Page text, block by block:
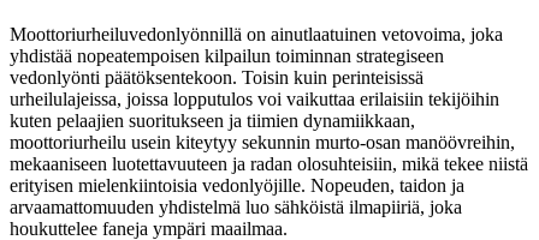
Moottoriurheiluvedonlyönnillä on ainutlaatuinen vetovoima, joka
yhdistää nopeatempoisen kilpailun toiminnan strategiseen
vedonlyönti päätöksentekoon. Toisin kuin perinteisissä
urheilulajeissa, joissa lopputulos voi vaikuttaa erilaisiin tekijöihin
kuten pelaajien suoritukseen ja tiimien dynamiikkaan,
moottoriurheilu usein kiteytyy sekunnin murto-osan manöövreihin,
mekaaniseen luotettavuuteen ja radan olosuhteisiin, mikä tekee niistä
erityisen mielenkiintoisia vedonlyöjille. Nopeuden, taidon ja
arvaamattomuuden yhdistelmä luo sähköistä ilmapiiriä, joka
houkuttelee faneja ympäri maailmaa.